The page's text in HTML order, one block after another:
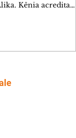
Kênia acredita
jazida de
provoca